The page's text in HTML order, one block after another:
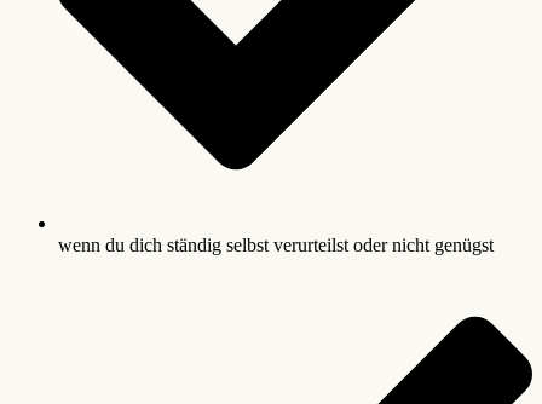
wenn du dich ständig selbst verurteilst oder nicht genügst